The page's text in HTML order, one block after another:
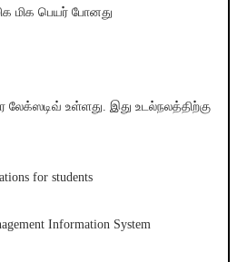
மிக பெயர் போனது
உள்ளது. இது உடல்நலத்திற்கு
for students
Information System